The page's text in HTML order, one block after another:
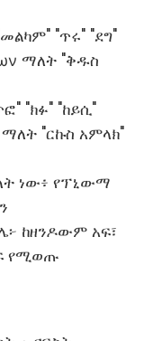
"ጥሩ" "ደግ"
ማለት "ቅዱስ
"ክፉ" "ከይሲ"
"ርኩስ አምላክ"
ነው፥ የፕኒውማ
ከዘንዶውም አፍ፣
የሚወጡ